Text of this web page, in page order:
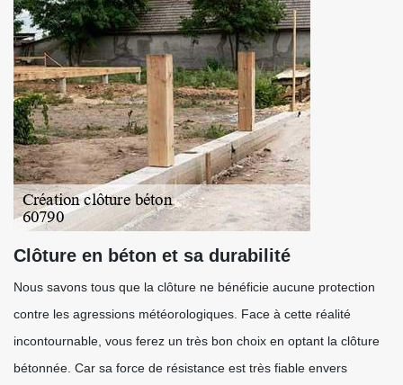
Clôture en béton et sa durabilité
Nous savons tous que la clôture ne bénéficie aucune protection
contre les agressions météorologiques. Face à cette réalité
incontournable, vous ferez un très bon choix en optant la clôture
bétonnée. Car sa force de résistance est très fiable envers